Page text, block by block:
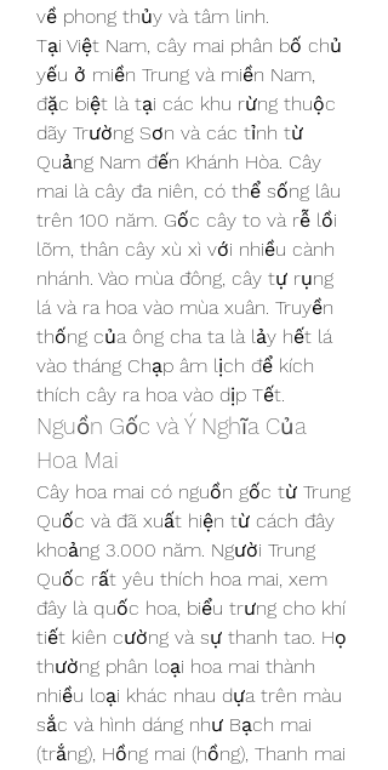
về phong thủy và tâm linh.
Tại Việt Nam, cây mai phân bố chủ
yếu ở miền Trung và miền Nam,
đặc biệt là tại các khu rừng thuộc
dãy Trường Sơn và các tỉnh từ
Quảng Nam đến Khánh Hòa. Cây
mai là cây đa niên, có thể sống lâu
trên 100 năm. Gốc cây to và rễ lồi
lõm, thân cây xù xì với nhiều cành
nhánh. Vào mùa đông, cây tự rụng
lá và ra hoa vào mùa xuân. Truyền
thống của ông cha ta là lảy hết lá
vào tháng Chạp âm lịch để kích
thích cây ra hoa vào dịp Tết.
Nguồn Gốc và Ý Nghĩa Của
Hoa Mai
Cây hoa mai có nguồn gốc từ Trung
Quốc và đã xuất hiện từ cách đây
khoảng 3.000 năm. Người Trung
Quốc rất yêu thích hoa mai, xem
đây là quốc hoa, biểu trưng cho khí
tiết kiên cường và sự thanh tao. Họ
thường phân loại hoa mai thành
nhiều loại khác nhau dựa trên màu
sắc và hình dáng như Bạch mai
(trắng), Hồng mai (hồng), Thanh mai